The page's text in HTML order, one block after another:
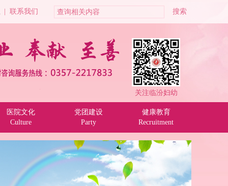
联系我们
关注临汾妇幼
医院文化
Culture
党团建设
Party
健康教育
Recruitment